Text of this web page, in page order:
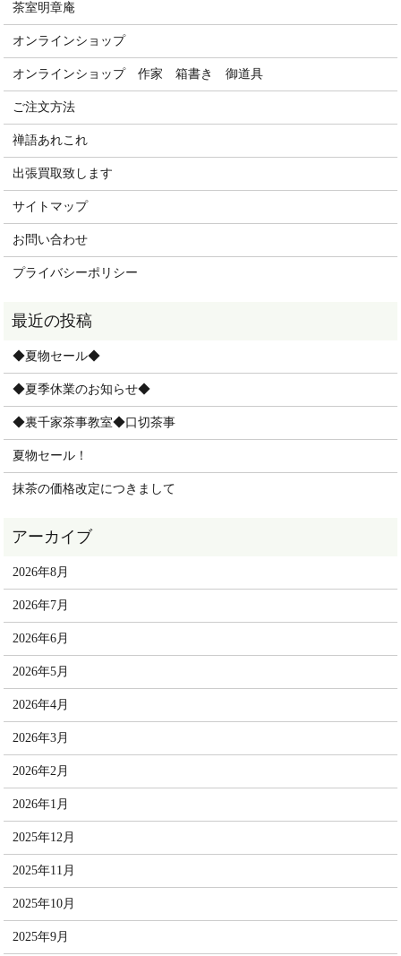
茶室明章庵
オンラインショップ
オンラインショップ 作家 箱書き 御道具
ご注文方法
禅語あれこれ
出張買取致します
サイトマップ
お問い合わせ
プライバシーポリシー
◆夏物セール◆
◆夏季休業のお知らせ◆
◆裏千家茶事教室◆口切茶事
夏物セール！
抹茶の価格改定につきまして
2026年8月
2026年7月
2026年6月
2026年5月
2026年4月
2026年3月
2026年2月
2026年1月
2025年12月
2025年11月
2025年10月
2025年9月